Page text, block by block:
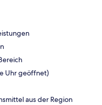
Uhr geöffnet)
aus der Region